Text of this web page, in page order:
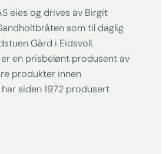
eies og drives av Birgit
som til daglig
Gård i Eidsvoll.
en prisbelønt produsent av
produkter innen
siden 1972 produsert